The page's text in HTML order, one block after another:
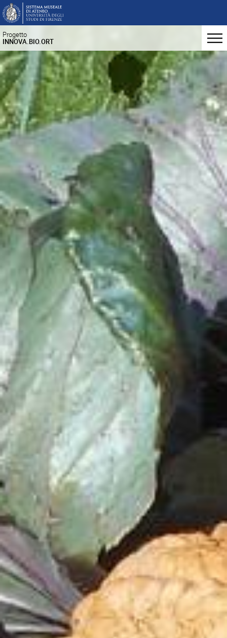
Progetto
INNOVA.BIO.ORT